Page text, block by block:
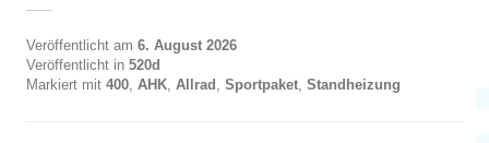
Veröffentlicht am 6. August 2026
Veröffentlicht in 520d
Markiert mit 400, AHK, Allrad , Sportpaket, Standheizung